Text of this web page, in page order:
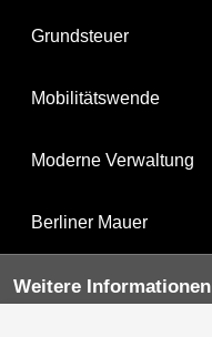
Grundsteuer
Mobilitätswende
Moderne Verwaltung
Berliner Mauer
Weitere Informationen